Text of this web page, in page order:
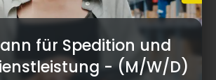
für Spedition und
- (M/W/D)